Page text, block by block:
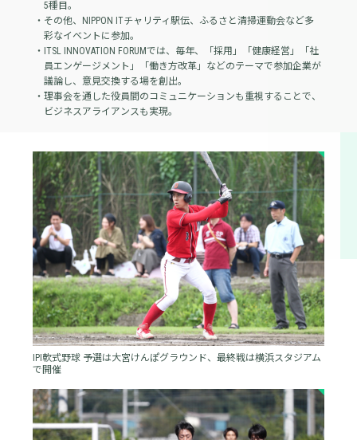
5種目。
・その他、NIPPON ITチャリティ駅伝、ふるさと清掃運動会など多
彩なイベントに参加。
・ITSL INNOVATION FORUMでは、毎年、「採用」「健康経営」「社
員エンゲージメント」「働き方改革」などのテーマで参加企業が
議論し、意見交換する場を創出。
・理事会を通した役員間のコミュニケーションも重視することで、
ビジネスアライアンスも実現。
IPI軟式野球 予選は大宮けんぽグラウンド、最終戦は横浜スタジアム
で開催